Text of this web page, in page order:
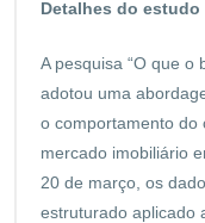
Detalhes do estudo
A pesquisa “O que o
adotou uma
o comportamento do
mercado imobiliário
20 de março, os
estruturado aplicado